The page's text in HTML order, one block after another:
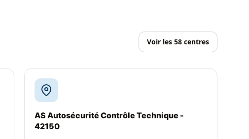
Voir les 58 centres
AS Autosécurité Contrôle Technique -
42150